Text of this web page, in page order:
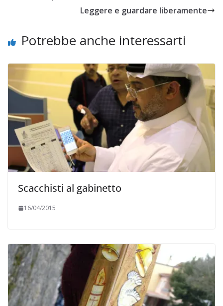
Leggere e guardare liberamente
Potrebbe anche interessarti
Scacchisti al gabinetto
16/04/2015